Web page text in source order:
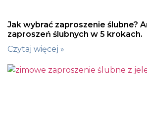
Jak wybrać zaproszenie ślubne?
zaproszeń ślubnych w 5 krokach.
Czytaj więcej »